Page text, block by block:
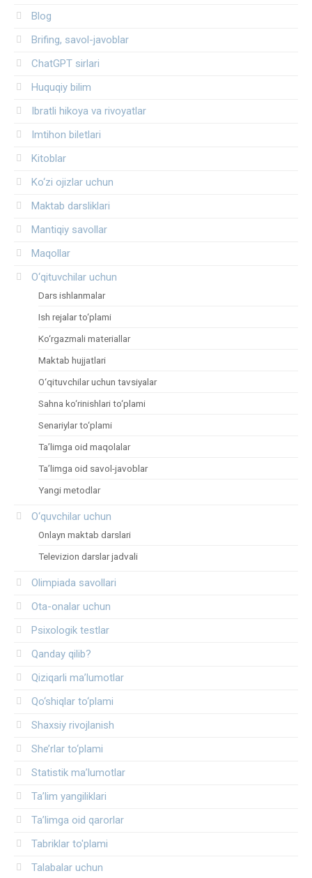
Blog
Brifing, savol-javoblar
ChatGPT sirlari
Huquqiy bilim
Ibratli hikoya va rivoyatlar
Imtihon biletlari
Kitoblar
Ko‘zi ojizlar uchun
Maktab darsliklari
Mantiqiy savollar
Maqollar
O‘qituvchilar uchun
Dars ishlanmalar
Ish rejalar to‘plami
Ko‘rgazmali materiallar
Maktab hujjatlari
O‘qituvchilar uchun tavsiyalar
Sahna ko‘rinishlari to‘plami
Senariylar to‘plami
Ta’limga oid maqolalar
Ta’limga oid savol-javoblar
Yangi metodlar
O‘quvchilar uchun
Onlayn maktab darslari
Televizion darslar jadvali
Olimpiada savollari
Ota-onalar uchun
Psixologik testlar
Qanday qilib?
Qiziqarli ma’lumotlar
Qo‘shiqlar to‘plami
Shaxsiy rivojlanish
She’rlar to‘plami
Statistik ma’lumotlar
Ta’lim yangiliklari
Ta’limga oid qarorlar
Tabriklar to'plami
Talabalar uchun